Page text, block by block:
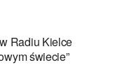
Radiu Kielce
świecie”